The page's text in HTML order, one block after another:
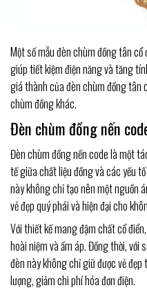
Một số mẫu đèn chùm đồng tân
giúp tiết kiệm điện năng và tăng
giá thành của đèn chùm đồng tân
chùm đồng khác.
Đèn chùm đồng nến
Đèn chùm đồng nến code là một
tế giữa chất liệu đồng và các yếu
này không chỉ tạo nên một nguồn
vẻ đẹp quý phái và hiện đại cho
Với thiết kế mang đậm chất cổ
hoài niệm và ấm áp. Đồng thời, với
đèn này không chỉ giữ được vẻ
lượng, giảm chi phí hóa đơn điện.